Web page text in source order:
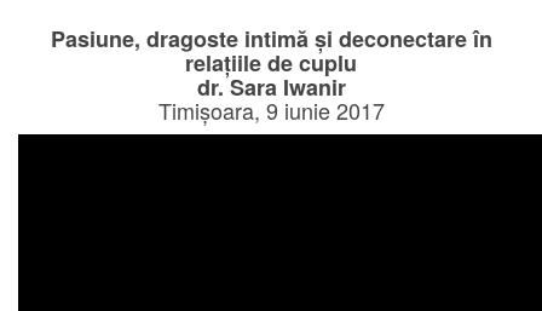
Pasiune, dragoste intimă și deconectare în
relațiile de cuplu
dr. Sara Iwanir
Timișoara, 9 iunie 2017